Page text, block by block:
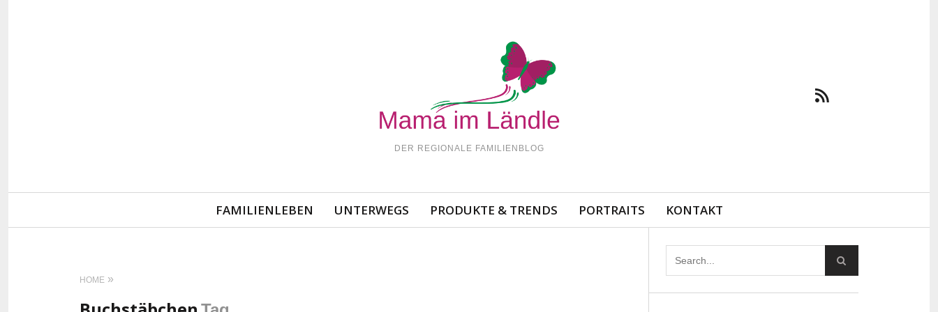
DER REGIONALE FAMILIENBLOG
Navigation
FAMILIENLEBEN UNTERWEGS PRODUKTE & TRENDS PORTRAITS KONTAKT
HOME